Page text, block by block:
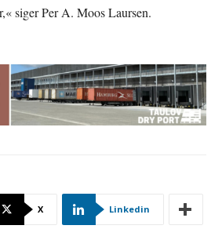
siger Per A. Moos Laursen.
X Linkedin